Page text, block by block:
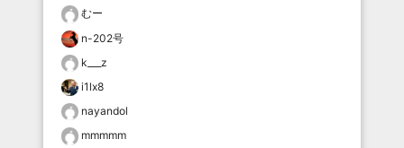
むー
n-202号
k___z
i1lx8
nayandol
mmmmm